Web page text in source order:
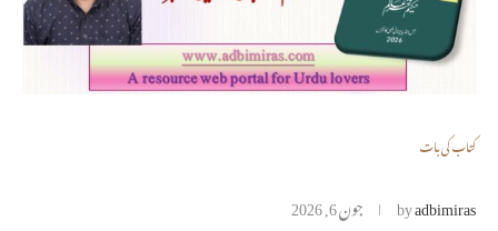
کتاب کی بات
byadbimiras جون 6, 2026